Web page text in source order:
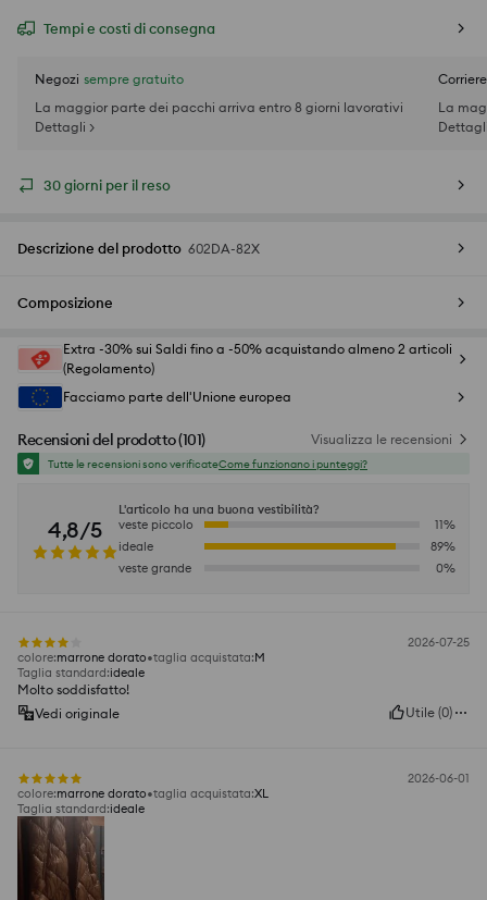
Tempi e costi di consegna
Negozi sempre gratuito
La maggior parte dei pacchi arriva entro 8 giorni lavorativi
Dettagli >
La
30 giorni per il reso
Descrizione del prodotto 602DA-82X
Composizione
Extra -30% sui Saldi fino a -50% acquistando almeno 2 articoli
(Regolamento)
Facciamo parte dell'Unione europea
Recensioni del prodotto(101) Visualizza le recensioni
Tutte le recensioni sono verificateCome funzionano i punteggi?
4,8/5
L'articolo ha una buona vestibilità?
veste piccolo
11%
ideale
89%
veste grande
0%
2026-07-25
colore:marrone dorato taglia acquistata:M
Taglia standard:ideale
Molto soddisfatto!
Vedi originale
Utile (0)
2026-06-01
colore:marrone dorato taglia acquistata:XL
Taglia standard:ideale